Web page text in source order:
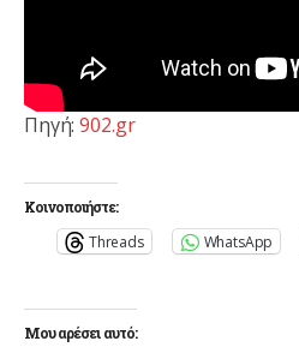
Πηγή:902.gr
Κοινοποιήστε:
Threads WhatsApp
Μου αρέσει αυτό: